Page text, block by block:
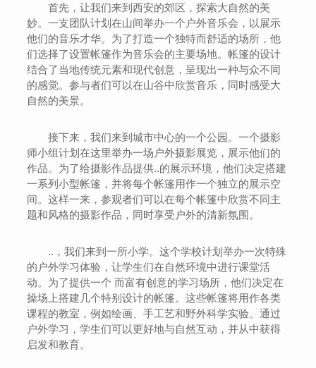
首先，让我们来到西安的郊区，探索大自然的美
妙。一支团队计划在山间举办一个户外音乐会，以展示
他们的音乐才华。为了打造一个独特而舒适的场所，他
们选择了设置帐篷作为音乐会的主要场地。帐篷的设计
结合了当地传统元素和现代创意，呈现出一种与众不同
的感觉。参与者们可以在山谷中欣赏音乐，同时感受大
自然的美景。
接下来，我们来到城市中心的一个公园。一个摄影
师小组计划在这里举办一场户外摄影展览，展示他们的
作品。为了给摄影作品提供..的展示环境，他们决定搭建
一系列小型帐篷，并将每个帐篷用作一个独立的展示空
间。这样一来，参观者们可以在每个帐篷中欣赏不同主
题和风格的摄影作品，同时享受户外的清新氛围。
..，我们来到一所小学。这个学校计划举办一次特殊
的户外学习体验，让学生们在自然环境中进行课堂活
动。为了提供一个 而富有创意的学习场所，他们决定在
操场上搭建几个特别设计的帐篷。这些帐篷将用作各类
课程的教室，例如绘画、手工艺和野外科学实验。通过
户外学习，学生们可以更好地与自然互动，并从中获得
启发和教育。